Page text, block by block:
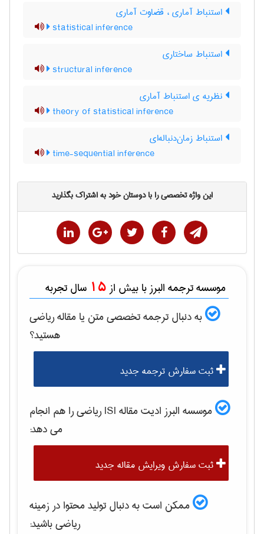
استنباط آماری ، قضاوت آماری
statistical inference
استنباط ساختاری
structural inference
نظریه ی استنباط آماری
theory of statistical inference
استنباط زمان‌دنباله‌ای
time-sequential inference
این واژه تخصصی را با دوستان خود به اشتراک بگذارید
موسسه ترجمه البرز با بیش از 15 سال تجربه
به دنبال ترجمه تخصصی متن یا مقالهرياضی
هستید؟
ثبت سفارش ترجمه جدید
موسسه البرز ادیت مقاله ISI رياضیرا هم انجام
می دهد:
ثبت سفارش ویرایش مقاله جدید
ممکن است به دنبال تولید محتوا در زمینه
رياضیباشید: